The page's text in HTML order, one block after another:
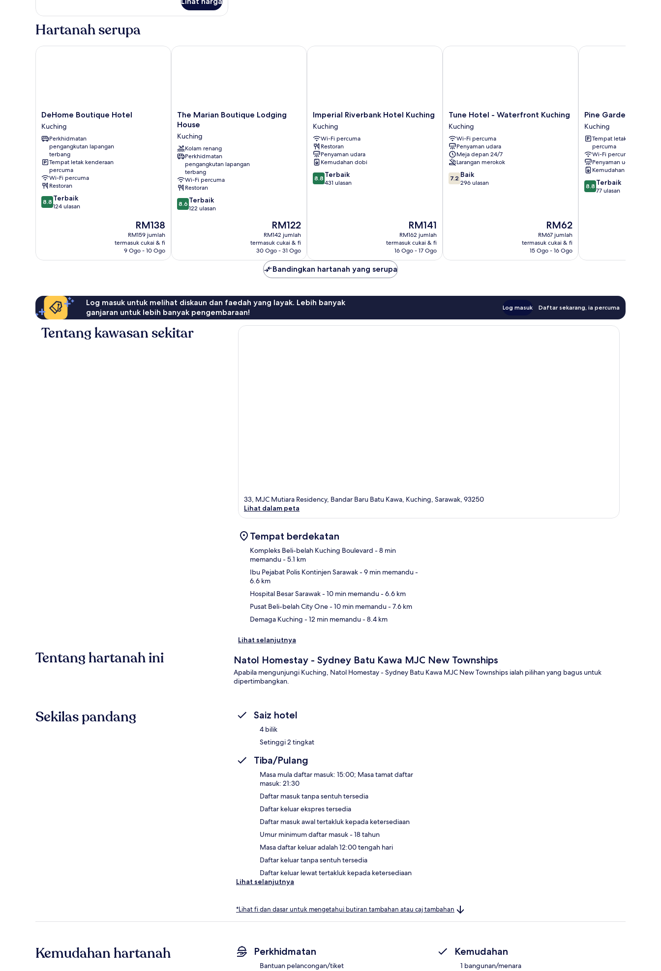
Guarded)
(Semi-
Gated
Guarded)
Hartanah serupa
DeHome
Boutique
Hotel
Kuching
DeHome Boutique Hotel
Kuching
Perkhidmatan
pengangkutan lapangan
terbang
Tempat letak kenderaan
percuma
Wi-Fi percuma
Restoran
8.8
daripada
8.8 Terbaik
124 ulasan
Harga
ialah
RM138
RM138
RM159 jumlah
termasuk cukai & fi
9 Ogo - 10 Ogo
DeHome Boutique Hotel
The
Marian
Lodging
House
Kuching
The Marian Boutique Lodging
House
Kuching
Kolam renang
Perkhidmatan
pengangkutan lapangan
terbang
Wi-Fi percuma
Restoran
8.6
daripada
8.6 Terbaik
122 ulasan
Harga
ialah
RM122
RM122
RM142 jumlah
termasuk cukai & fi
30 Ogo - 31 Ogo
The Marian Boutique Lodging House
Imperial
Riverbank
Hotel
Kuching
Kuching
Imperial Riverbank Hotel Kuching
Kuching
Wi-Fi percuma
Restoran
Penyaman udara
Kemudahan dobi
8.8
daripada
8.8 Terbaik
431 ulasan
Harga
ialah
RM141
RM141
RM162 jumlah
termasuk cukai & fi
16 Ogo - 17 Ogo
Imperial Riverbank Hotel Kuching
Tune
Hotel
-
Waterfront
Kuching
Kuching
Tune Hotel - Waterfront Kuching
Kuching
Wi-Fi percuma
Penyaman udara
Meja depan 24/7
Larangan merokok
7.2
daripada
7.2 Baik
296 ulasan
Harga
ialah
RM62
RM62
RM67 jumlah
termasuk cukai & fi
15 Ogo - 16 Ogo
Tune Hotel - Waterfront Kuching
Pine
Garden
Hotel
Kuching
Pine Garden Hotel
Kuching
Tempat letak kenderaan
percuma
Wi-Fi percuma
Penyaman udara
Kemudahan dobi
8.8
daripada
8.8 Terbaik
77 ulasan
Pine Garden Hotel
Bandingkan hartanah yang serupa
Log masuk untuk melihat diskaun dan faedah yang layak. Lebih banyak
ganjaran untuk lebih banyak pengembaraan!
Log masuk Daftar sekarang, ia percuma
Tentang kawasan sekitar
33, MJC Mutiara Residency, Bandar Baru Batu Kawa, Kuching, Sarawak, 93250
Lihat dalam peta
Tempat berdekatan
Kompleks Beli-belah Kuching Boulevard - 8 min
memandu- 5.1 km
Ibu Pejabat Polis Kontinjen Sarawak- 9 min memandu-
6.6 km
Hospital Besar Sarawak- 10 min memandu- 6.6 km
Pusat Beli-belah City One- 10 min memandu- 7.6 km
Demaga Kuching - 12 min memandu- 8.4 km
Lihat selanjutnya
Tentang hartanah ini Natol Homestay - Sydney Batu Kawa MJC New Townships
Apabila mengunjungi Kuching, Natol Homestay - Sydney Batu Kawa MJC New Townships ialah pilihan yang bagus untuk
dipertimbangkan.
Sekilas pandang Saiz hotel
4 bilik
Setinggi 2 tingkat
Tiba/Pulang
Masa mula daftar masuk: 15:00; Masa tamat daftar
masuk: 21:30
Daftar masuk tanpa sentuh tersedia
Daftar keluar ekspres tersedia
Daftar masuk awal tertakluk kepada ketersediaan
Umur minimum daftar masuk - 18 tahun
Masa daftar keluar adalah 12:00 tengah hari
Daftar keluar tanpa sentuh tersedia
Daftar keluar lewat tertakluk kepada ketersediaan
Lihat selanjutnya
*Lihat fi dan dasar untuk mengetahui butiran tambahan atau caj tambahan
Kemudahan hartanah Perkhidmatan
Bantuan pelancongan/tiket
Kemudahan
1 bangunan/menara